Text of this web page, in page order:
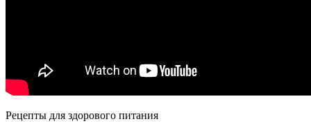
Рецепты для здорового питания